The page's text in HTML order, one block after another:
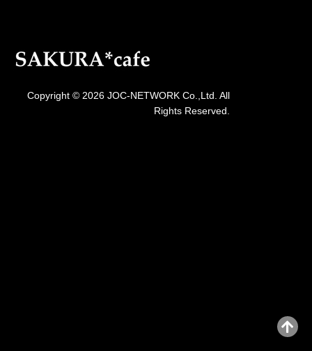
Copyright © 2026 JOC-NETWORK Co.,Ltd. All
Rights Reserved.